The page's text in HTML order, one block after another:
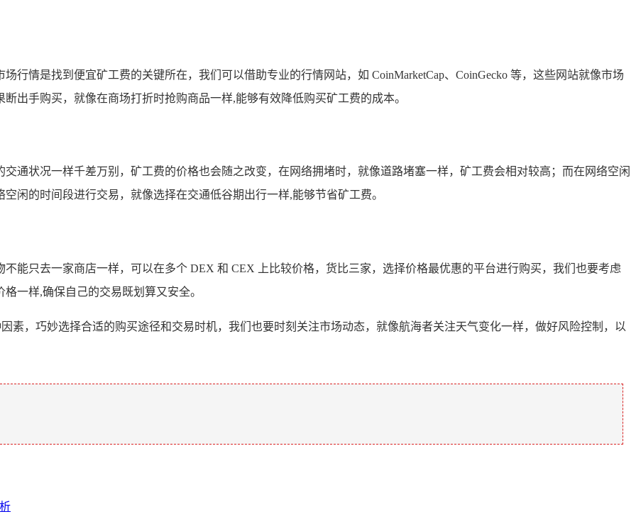
行情是找到便宜矿工费的关键所在，我们可以借助专业的行情网站，如 CoinMarketCap、CoinGecko 等，这些网站就像市场
出手购买，就像在商场打折时抢购商品一样,能够有效降低购买矿工费的成本。
通状况一样千差万别，矿工费的价格也会随之改变，在网络拥堵时，就像道路堵塞一样，矿工费会相对较高；而在网络空闲
闲的时间段进行交易，就像选择在交通低谷期出行一样,能够节省矿工费。
能只去一家商店一样，可以在多个 DEX 和 CEX 上比较价格，货比三家，选择价格最优惠的平台进行购买，我们也要考虑
一样,确保自己的交易既划算又安全。
素，巧妙选择合适的购买途径和交易时机，我们也要时刻关注市场动态，就像航海者关注天气变化一样，做好风险控制，以